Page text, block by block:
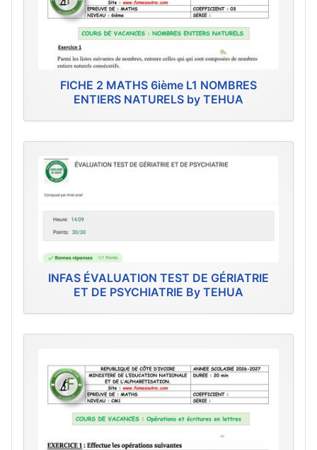
FICHE 2 MATHS 6ième L1 NOMBRES
ENTIERS NATURELS by TEHUA
INFAS ÉVALUATION TEST DE GÉRIATRIE
ET DE PSYCHIATRIE By TEHUA